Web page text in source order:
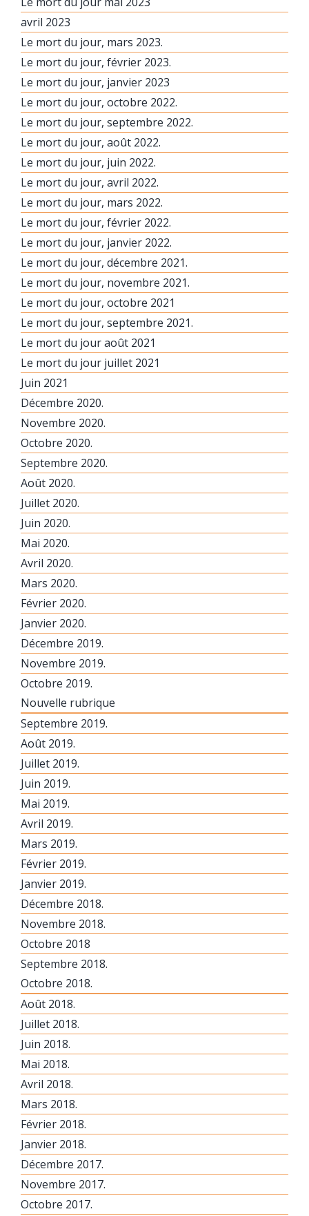
avril 2023
Le mort du jour, mars 2023.
Le mort du jour, février 2023.
Le mort du jour, janvier 2023
Le mort du jour, octobre 2022.
Le mort du jour, septembre 2022.
Le mort du jour, août 2022.
Le mort du jour, juin 2022.
Le mort du jour, avril 2022.
Le mort du jour, mars 2022.
Le mort du jour, février 2022.
Le mort du jour, janvier 2022.
Le mort du jour, décembre 2021.
Le mort du jour, novembre 2021.
Le mort du jour, octobre 2021
Le mort du jour, septembre 2021.
Le mort du jour août 2021
Le mort du jour juillet 2021
Juin 2021
Décembre 2020.
Novembre 2020.
Octobre 2020.
Septembre 2020.
Août 2020.
Juillet 2020.
Juin 2020.
Mai 2020.
Avril 2020.
Mars 2020.
Février 2020.
Janvier 2020.
Décembre 2019.
Novembre 2019.
Octobre 2019.
Nouvelle rubrique
Septembre 2019.
Août 2019.
Juillet 2019.
Juin 2019.
Mai 2019.
Avril 2019.
Mars 2019.
Février 2019.
Janvier 2019.
Décembre 2018.
Novembre 2018.
Octobre 2018
Septembre 2018.
Octobre 2018.
Août 2018.
Juillet 2018.
Juin 2018.
Mai 2018.
Avril 2018.
Mars 2018.
Février 2018.
Janvier 2018.
Décembre 2017.
Novembre 2017.
Octobre 2017.